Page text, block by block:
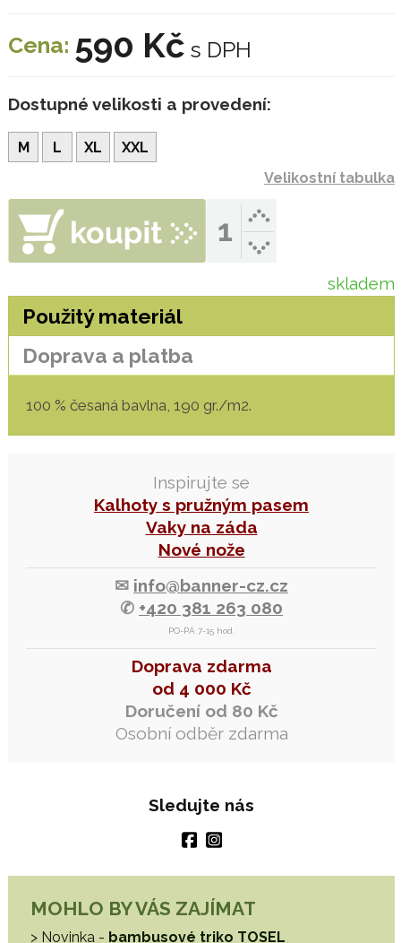
Inspirujte se
Kalhoty s pružným pasem
Vaky na záda
Nové nože
✉ info@banner-cz.cz
✆ +420 381 263 080
PO-PÁ 7-15 hod.
Doprava zdarma
od 4 000 Kč
Doručení od 80 Kč
Osobní odběr zdarma
Sledujte nás
Cena: 590 Kč s DPH
Dostupné velikosti a provedení:
M L XL
XXL
Velikostní tabulka
skladem
Použitý materiál
Doprava a platba
100 % česaná bavlna, 190 gr./m2.
MOHLO BY VÁS ZAJÍMAT
> Novinka - bambusové triko TOSEL